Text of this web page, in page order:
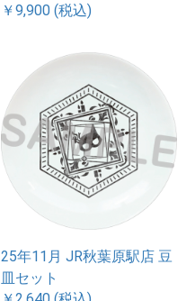
￥9,900 (税込)
25年11月 JR秋葉原駅店 豆
皿セット